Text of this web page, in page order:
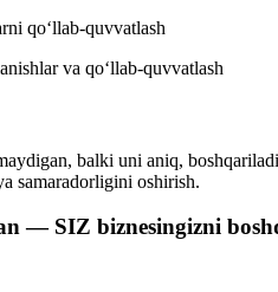
qo‘llab-quvvatlash
va qo‘llab-quvvatlash
balki uni aniq,
samaradorligini oshirish.
— SIZ biznesingizni